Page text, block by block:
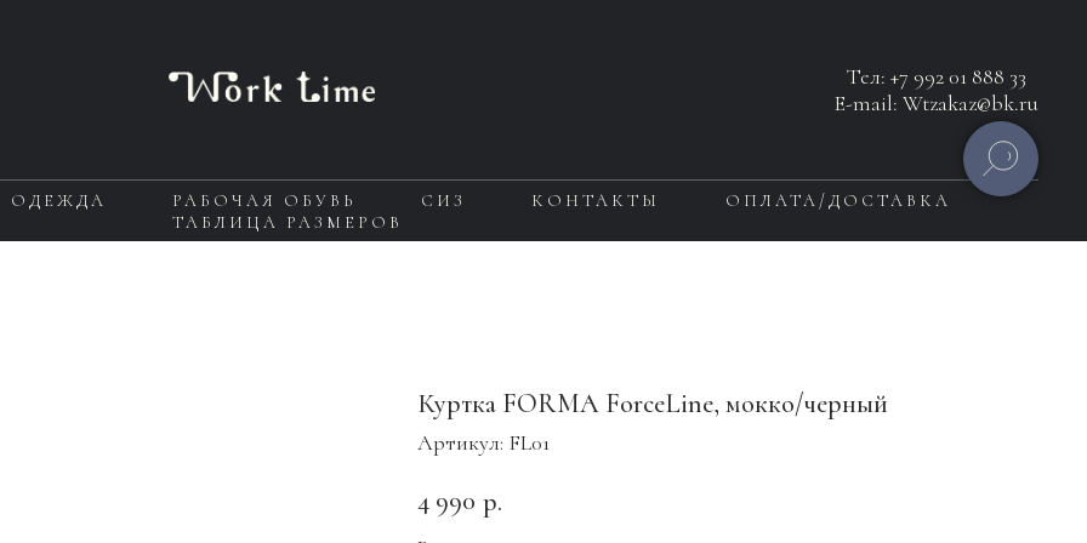
Тел: +7 992 01 888 33
E-mail: Wtzakaz@bk.ru
ОДЕЖДА РАБОЧАЯ ОБУВЬ СИЗ КОНТАКТЫ
ОПЛАТА/ДОСТАВКА
ТАБЛИЦА РАЗМЕРОВ
Куртка FORMA ForceLine, мокко/черный
Артикул: FL01
4 990 р.